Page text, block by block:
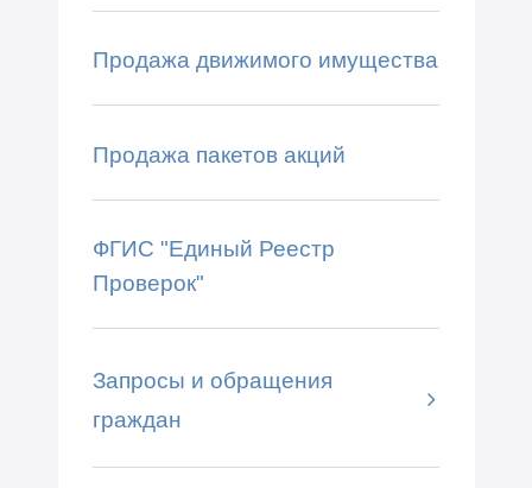
Продажа движимого имущества
Продажа пакетов акций
ФГИС "Единый Реестр
Проверок"
Запросы и обращения
граждан